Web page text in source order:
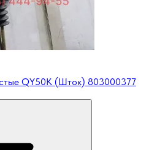
QY50K (Шток) 803000377